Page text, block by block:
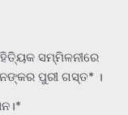
ସମ୍ମିଳନୀରେ
ପୁରୀ ଗସ୍ତ* ।